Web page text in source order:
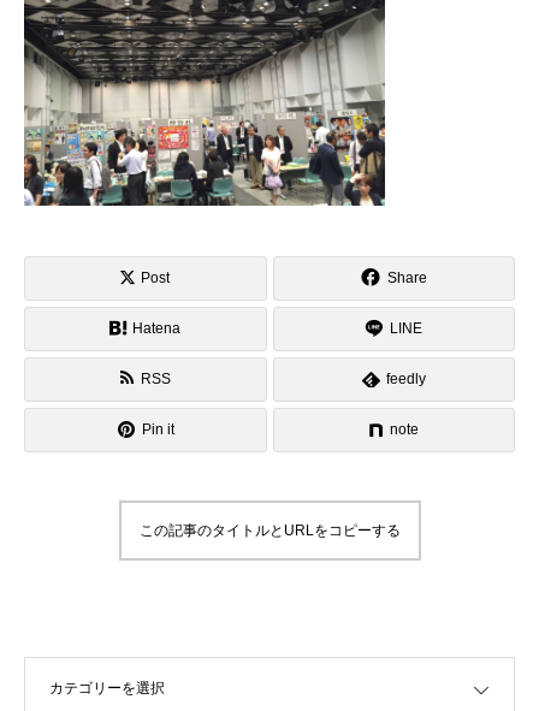
Post Share
Hatena LINE
RSS feedly
Pin it note
この記事のタイトルとURLをコピーする